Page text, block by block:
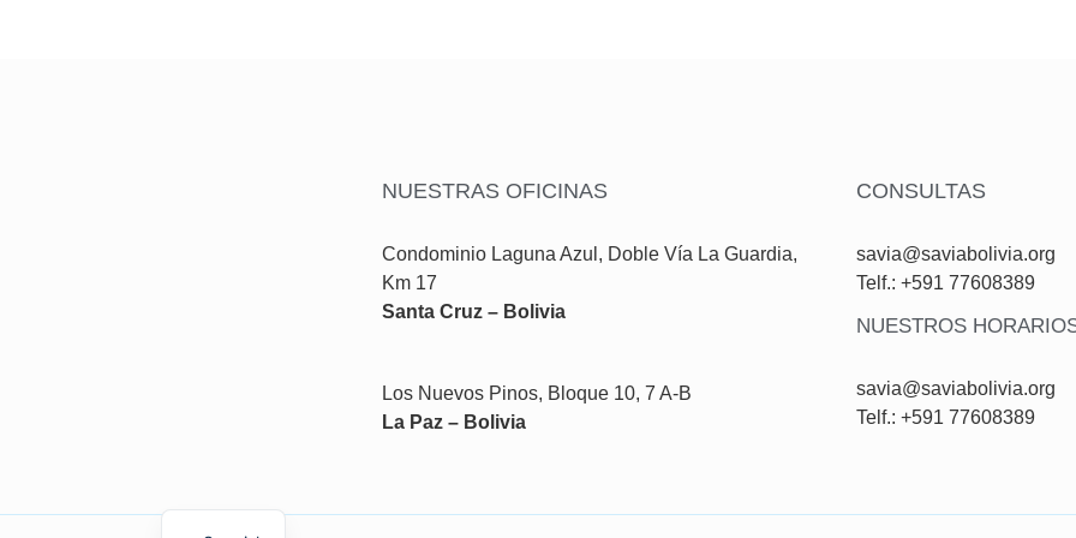
NUESTRAS OFICINAS
Condominio Laguna Azul, Doble Vía La Guardia,
Km 17
Santa Cruz – Bolivia
Los Nuevos Pinos, Bloque 10, 7 A-B
La Paz – Bolivia
CONSULTAS
savia@saviabolivia.org
Telf.: +591 77608389
NUESTROS
savia@saviabolivia.org
Telf.: +591 77608389